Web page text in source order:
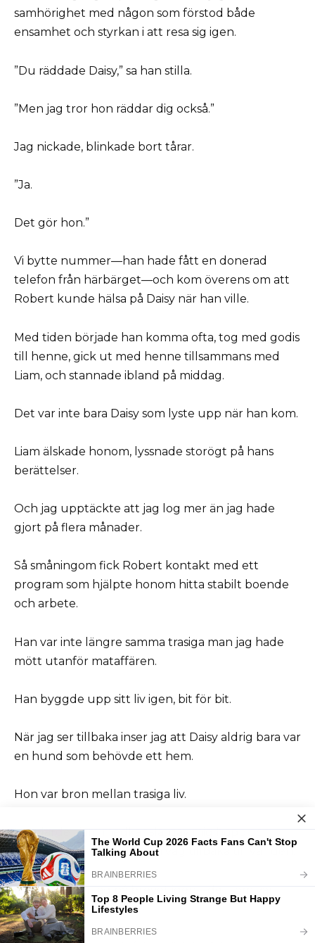
samhörighet med någon som förstod både
ensamhet och styrkan i att resa sig igen.
”Du räddade Daisy,” sa han stilla.
”Men jag tror hon räddar dig också.”
Jag nickade, blinkade bort tårar.
”Ja.
Det gör hon.”
Vi bytte nummer—han hade fått en donerad
telefon från härbärget—och kom överens om att
Robert kunde hälsa på Daisy när han ville.
Med tiden började han komma ofta, tog med godis
till henne, gick ut med henne tillsammans med
Liam, och stannade ibland på middag.
Det var inte bara Daisy som lyste upp när han kom.
Liam älskade honom, lyssnade storögt på hans
berättelser.
Och jag upptäckte att jag log mer än jag hade
gjort på flera månader.
Så småningom fick Robert kontakt med ett
program som hjälpte honom hitta stabilt boende
och arbete.
Han var inte längre samma trasiga man jag hade
mött utanför mataffären.
Han byggde upp sitt liv igen, bit för bit.
När jag ser tillbaka inser jag att Daisy aldrig bara var
en hund som behövde ett hem.
Hon var bron mellan trasiga liv.
Hon lärde Liam medkänsla, gav mig hopp och
hjälpte Robert att hitta en väg tillbaka till världen.
Ibland tänker jag på brevet igen—det som var
adresserat till Daisy.